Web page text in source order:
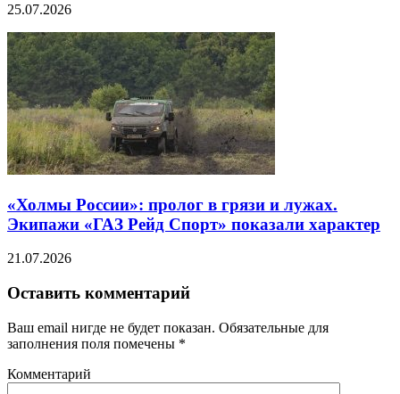
25.07.2026
«Холмы России»: пролог в грязи и лужах.
Экипажи «ГАЗ Рейд Спорт» показали характер
21.07.2026
Оставить комментарий
Ваш email нигде не будет показан. Обязательные для
заполнения поля помечены *
Комментарий